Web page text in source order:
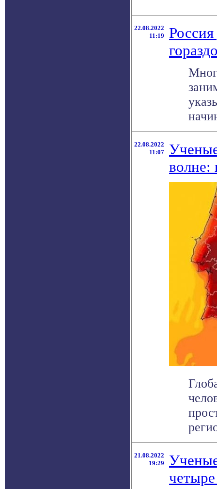
22.08.2022
11:19
22.08.2022
11:07
волне:
21.08.2022
19:29